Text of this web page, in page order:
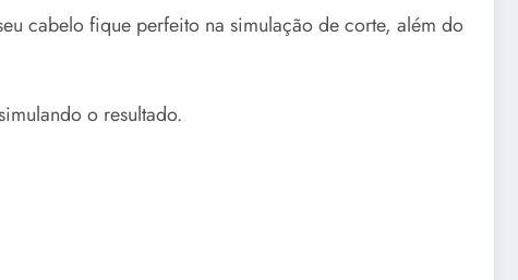
cabelo fique perfeito na simulação de corte, além do
o resultado.